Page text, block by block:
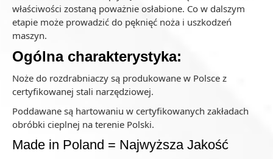
właściwości zostaną poważnie osłabione. Co w dalszym
etapie może prowadzić do pęknięć noża i uszkodzeń
maszyn.
Ogólna charakterystyka:
Noże do rozdrabniaczy są produkowane w Polsce z
certyfikowanej stali narzędziowej.
Poddawane są hartowaniu w certyfikowanych zakładach
obróbki cieplnej na terenie Polski.
Made in Poland = Najwyższa Jakość